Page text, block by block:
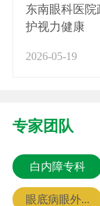
东南眼科医院
护视力健康
2026-05-19
专家团队
白内障专科
眼底病眼外...